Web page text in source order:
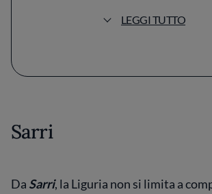
attorno a materie prime locali,
diventano mai semplici
estetici superflui. La
pulita, affidata a cromie naturali
emerge una volontà ferma di
LEGGI TUTTO
Sarri
Da Sarri, la Liguria non si limita a